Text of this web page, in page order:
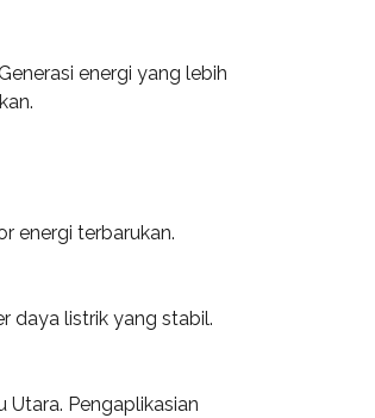
energi yang lebih
energi terbarukan.
daya listrik yang stabil.
Pengaplikasian